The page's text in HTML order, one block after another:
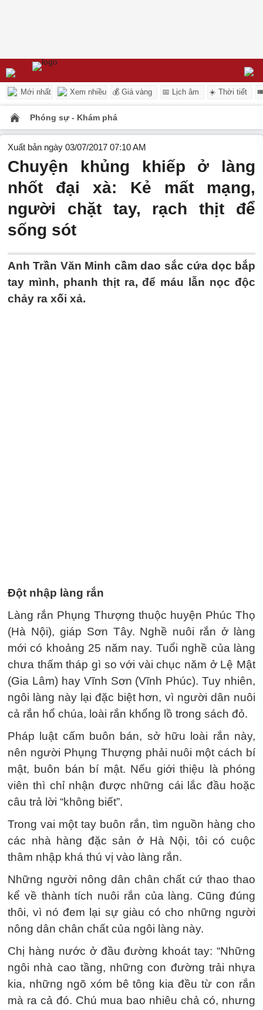
Mới nhất Xem nhiều 💰 Giá vàng 📅 Lịch âm ☀️ Thời tiết
Phóng sự - Khám phá
Xuất bản ngày 03/07/2017 07:10 AM
Chuyện khủng khiếp ở làng
nhốt đại xà: Kẻ mất mạng,
người chặt tay, rạch thịt để
sống sót
Anh Trần Văn Minh cầm dao sắc cứa dọc bắp
tay mình, phanh thịt ra, để máu lẫn nọc độc
chảy ra xối xả.
Đột nhập làng rắn
Làng rắn Phụng Thượng thuộc huyện Phúc Thọ
(Hà Nội), giáp Sơn Tây. Nghề nuôi rắn ở làng
mới có khoảng 25 năm nay. Tuổi nghề của làng
chưa thấm tháp gì so với vài chục năm ở Lệ Mật
(Gia Lâm) hay Vĩnh Sơn (Vĩnh Phúc). Tuy nhiên,
ngôi làng này lại đặc biệt hơn, vì người dân nuôi
cả rắn hổ chúa, loài rắn khổng lồ trong sách đỏ.
Pháp luật cấm buôn bán, sở hữu loài rắn này,
nên người Phụng Thượng phải nuôi một cách bí
mật, buôn bán bí mật. Nếu giới thiệu là phóng
viên thì chỉ nhận được những cái lắc đầu hoặc
câu trả lời “không biết”.
Trong vai một tay buôn rắn, tìm nguồn hàng cho
các nhà hàng đặc sản ở Hà Nội, tôi có cuộc
thâm nhập khá thú vị vào làng rắn.
Những người nông dân chân chất cứ thao thao
kể về thành tích nuôi rắn của làng. Cũng đúng
thôi, vì nó đem lại sự giàu có cho những người
nông dân chân chất của ngôi làng này.
Chị hàng nước ở đầu đường khoát tay: “Những
ngôi nhà cao tầng, những con đường trải nhựa
kia, những ngõ xóm bê tông kia đều từ con rắn
mà ra cả đó. Chú mua bao nhiêu chả có, nhưng